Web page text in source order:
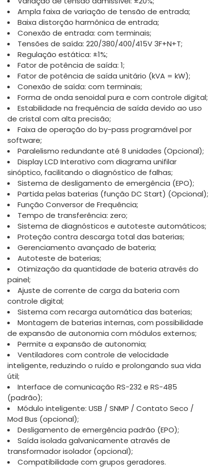
Ampla faixa de variação de tensão de entrada;
Baixa distorção harmônica de entrada;
Conexão de entrada: com terminais;
Tensões de saída: 220/380/400/415V 3F+N+T;
Regulação estática: ±1%;
Fator de potência de saída: 1;
Fator de potência de saída unitário (kVA = kW);
Conexão de saída: com terminais;
Forma de onda senoidal pura e com controle digital;
Estabilidade na frequência de saída devido ao uso
de cristal com alta precisão;
Faixa de operação do by-pass programável por
software;
Paralelismo redundante até 8 unidades (Opcional);
Display LCD Interativo com diagrama unifilar
sinóptico, facilitando o diagnóstico de falhas;
Sistema de desligamento de emergência (EPO);
Partida pelas baterias (função DC Start) (Opcional);
Função Conversor de Frequência;
Tempo de transferência: zero;
Sistema de diagnósticos e autoteste automáticos;
Proteção contra descarga total das baterias;
Gerenciamento avançado de bateria;
Autoteste de baterias;
Otimização da quantidade de bateria através do
painel;
Ajuste de corrente de carga da bateria com
controle digital;
Sistema com recarga automática das baterias;
Montagem de baterias internas, com possibilidade
de expansão de autonomia com módulos externos;
Permite a expansão de autonomia;
Ventiladores com controle de velocidade
inteligente, reduzindo o ruído e prolongando sua vida
útil;
Interface de comunicação RS-232 e RS-485
(padrão);
Módulo inteligente: USB / SNMP / Contato Seco /
Mod Bus (opcional);
Desligamento de emergência padrão (EPO);
Saída isolada galvanicamente através de
transformador isolador (opcional);
Compatibilidade com grupos geradores.